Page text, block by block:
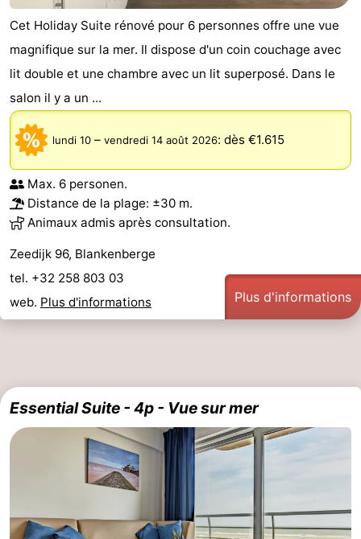
Cet Holiday Suite rénové pour 6 personnes offre une vue
magnifique sur la mer. Il dispose d'un coin couchage avec
lit double et une chambre avec un lit superposé. Dans le
salon il y a un ...
lundi 10 – vendredi 14 août 2026: dès €1.615
Max. 6 personen.
Distance de la plage: ±30 m.
Animaux admis après consultation.
Zeedijk 96, Blankenberge
tel. +32 258 803 03
web. Plus d'informations Plus d'informations
Essential Suite - 4p - Vue sur mer